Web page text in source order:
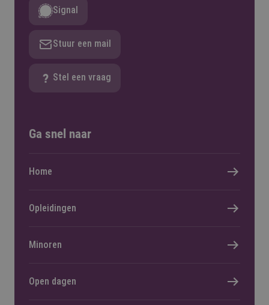
Signal
Stuur een mail
Stel een vraag
Ga snel naar
Home
Opleidingen
Minoren
Open dagen